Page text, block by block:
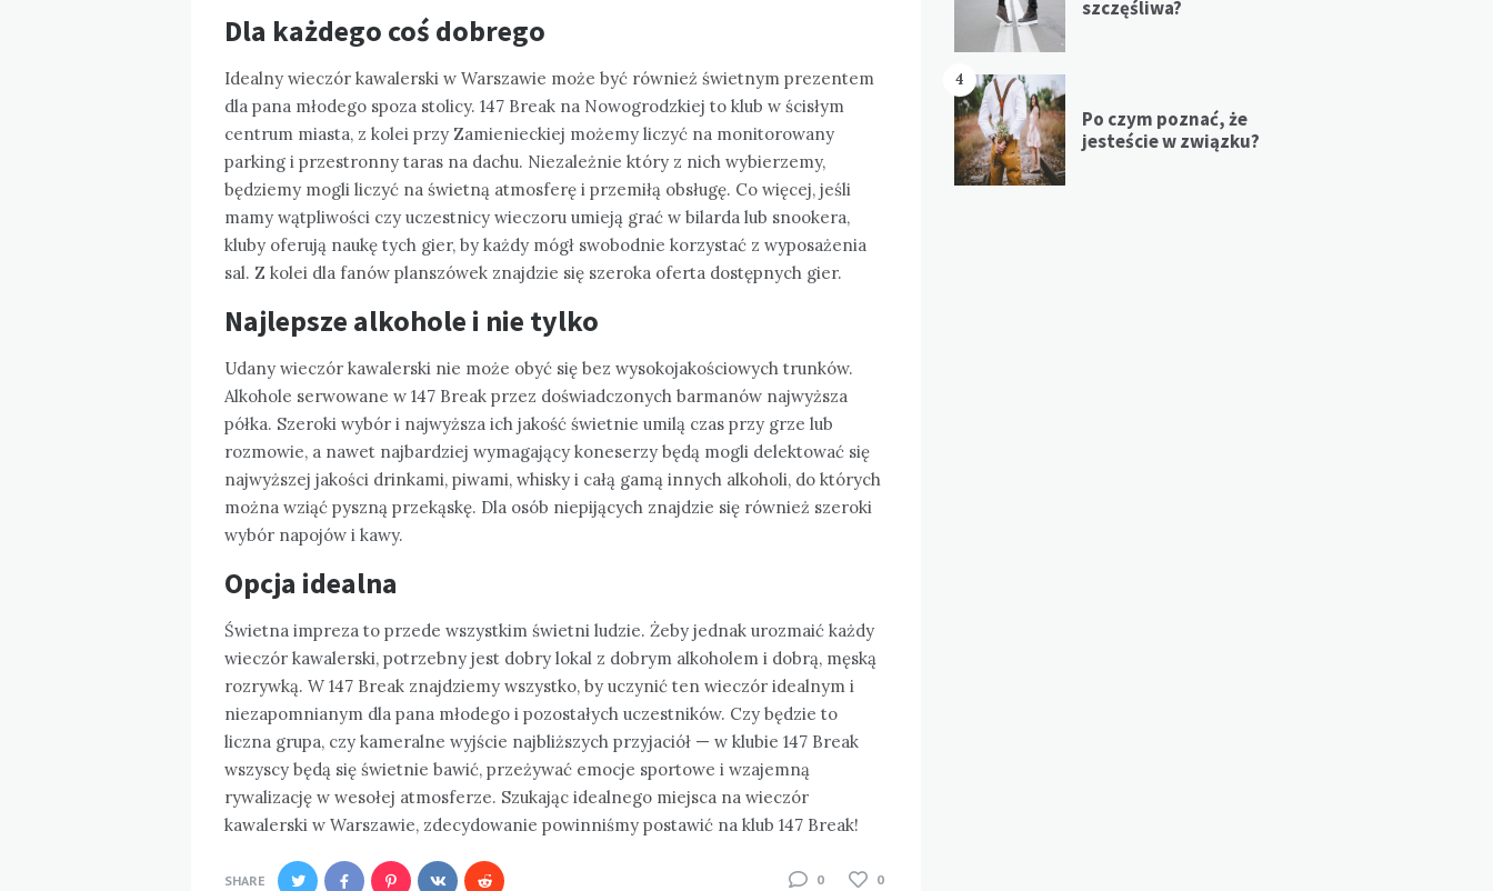
Dla każdego coś dobrego
Idealny wieczór kawalerski w Warszawie może być również świetnym prezentem
dla pana młodego spoza stolicy. 147 Break na Nowogrodzkiej to klub w ścisłym
centrum miasta, z kolei przy Zamienieckiej możemy liczyć na monitorowany
parking i przestronny taras na dachu. Niezależnie który z nich wybierzemy,
będziemy mogli liczyć na świetną atmosferę i przemiłą obsługę. Co więcej, jeśli
mamy wątpliwości czy uczestnicy wieczoru umieją grać w bilarda lub snookera,
kluby oferują naukę tych gier, by każdy mógł swobodnie korzystać z wyposażenia
sal. Z kolei dla fanów planszówek znajdzie się szeroka oferta dostępnych gier.
Najlepsze alkohole i nie tylko
Udany wieczór kawalerski nie może obyć się bez wysokojakościowych trunków.
Alkohole serwowane w 147 Break przez doświadczonych barmanów najwyższa
półka. Szeroki wybór i najwyższa ich jakość świetnie umilą czas przy grze lub
rozmowie, a nawet najbardziej wymagający koneserzy będą mogli delektować się
najwyższej jakości drinkami, piwami, whisky i całą gamą innych alkoholi, do których
można wziąć pyszną przekąskę. Dla osób niepijących znajdzie się również szeroki
wybór napojów i kawy.
Opcja idealna
Świetna impreza to przede wszystkim świetni ludzie. Żeby jednak urozmaić każdy
wieczór kawalerski, potrzebny jest dobry lokal z dobrym alkoholem i dobrą, męską
rozrywką. W 147 Break znajdziemy wszystko, by uczynić ten wieczór idealnym i
niezapomnianym dla pana młodego i pozostałych uczestników. Czy będzie to
liczna grupa, czy kameralne wyjście najbliższych przyjaciół — w klubie 147 Break
wszyscy będą się świetnie bawić, przeżywać emocje sportowe i wzajemną
rywalizację w wesołej atmosferze. Szukając idealnego miejsca na wieczór
kawalerski w Warszawie, zdecydowanie powinniśmy postawić na klub 147 Break!
SHARE 0 0
szczęśliwa?
4
Po czym poznać, że
jesteście w związku?